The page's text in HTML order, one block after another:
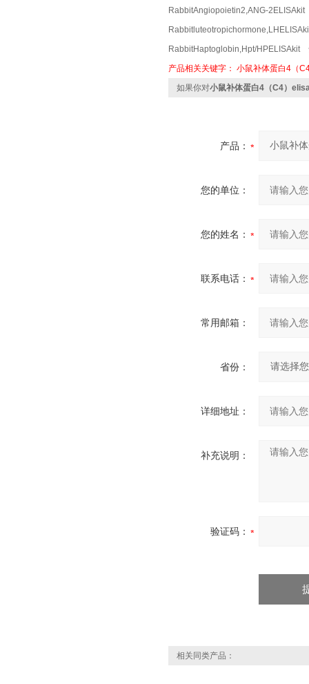
RabbitAngiopoietin2,ANG-
RabbitHaptoglobin,Hpt/HPELISAkit
产品相关关键字： 小鼠补体蛋白4（
如果你对小鼠补体蛋白4（C4）
产品：
您的单位：
您的姓名：
联系电话：
常用邮箱：
省份：
详细地址：
补充说明：
验证码：
相关同类产品：